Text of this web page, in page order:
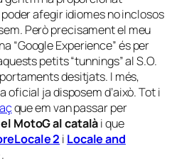
afegir idiomes no inclosos
Però precisament el meu
“Google Experience” és per
petits “tunnings” al S.O.
desitjats. I més,
oficial ja disposem d’això. Tot i
que em van passar per
MotoG al catalài que
2 i Locale and